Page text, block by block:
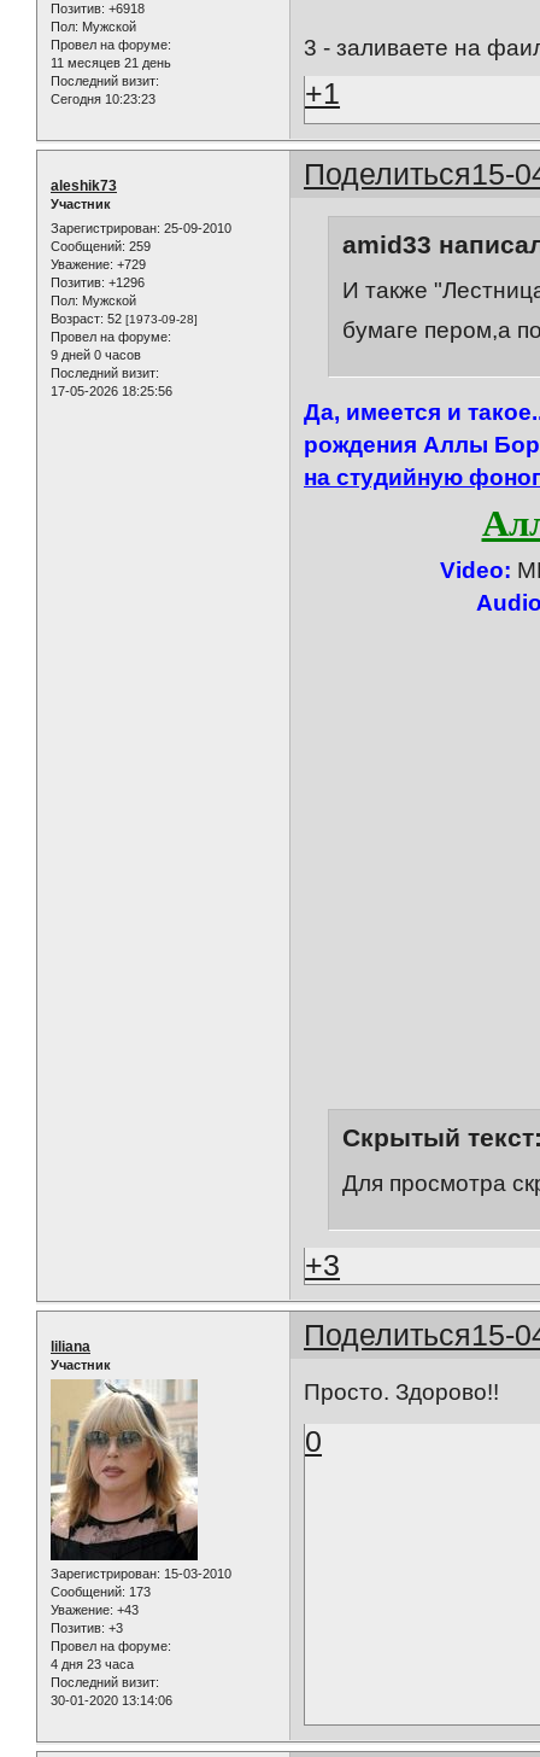
Позитив: +6918
Пол: Мужской
Провел на форуме:
11 месяцев 21 день
Последний визит:
Сегодня 10:23:23
3 - заливаете на
+1
Поделиться15-
aleshik73
Участник
Зарегистрирован: 25-09-2010
Сообщений: 259
Уважение: +729
Позитив: +1296
Пол: Мужской
Возраст: 52 [1973-09-28]
Провел на форуме:
9 дней 0 часов
Последний визит:
17-05-2026 18:25:56
amid33
И также
бумаге пером,а
Да, имеется и
рождения Аллы
на студийную
Video:
Скрытый
Для просмотра
+3
Поделиться15-
liliana
Участник
Зарегистрирован: 15-03-2010
Сообщений: 173
Уважение: +43
Позитив: +3
Провел на форуме:
4 дня 23 часа
Последний визит:
30-01-2020 13:14:06
Просто. Здорово!!
0